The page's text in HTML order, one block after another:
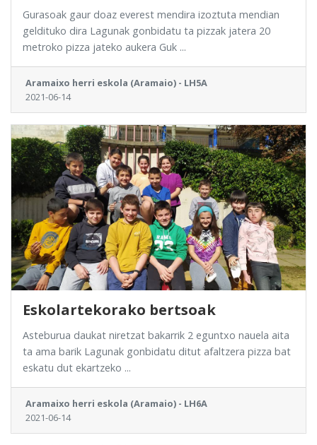
Gurasoak gaur doaz everest mendira izoztuta mendian
geldituko dira Lagunak gonbidatu ta pizzak jatera 20
metroko pizza jateko aukera Guk ...
Aramaixo herri eskola (Aramaio) - LH5A
2021-06-14
Eskolartekorako bertsoak
Asteburua daukat niretzat bakarrik 2 eguntxo nauela aita
ta ama barik Lagunak gonbidatu ditut afaltzera pizza bat
eskatu dut ekartzeko ...
Aramaixo herri eskola (Aramaio) - LH6A
2021-06-14